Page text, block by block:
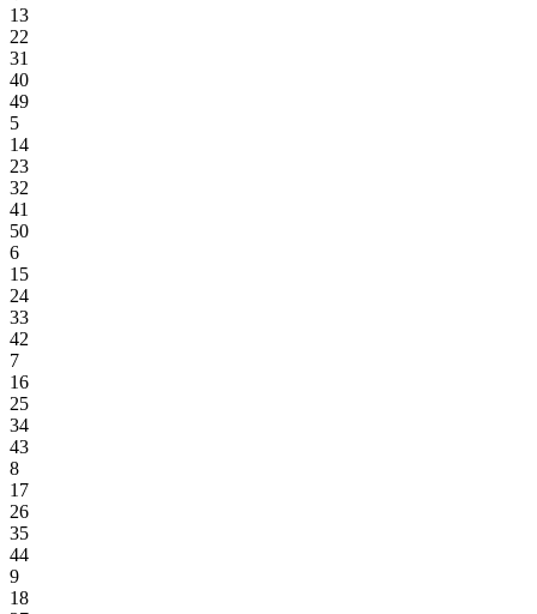
13
22
31
40
49
5
14
23
32
41
50
6
15
24
33
42
7
16
25
34
43
8
17
26
35
44
9
18